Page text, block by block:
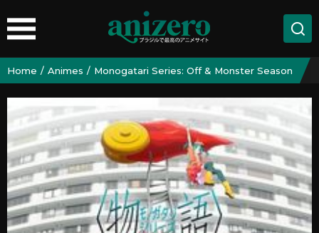
Home Animes Monogatari Series: Off & Monster Season